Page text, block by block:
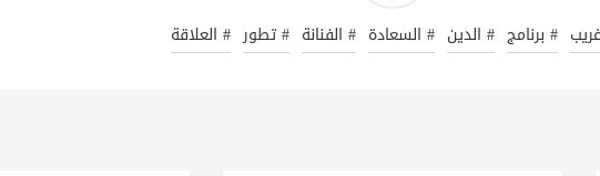
# برنامج # الدين # السعادة # الفنانة # تطور # العلاقة